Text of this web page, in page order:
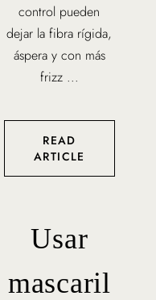
control pueden
dejar la fibra rígida,
áspera y con más
frizz ...
READ
ARTICLE
Usar
mascaril